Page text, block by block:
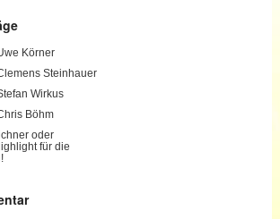
Körner
Steinhauer
Wirkus
Böhm
oder
für die